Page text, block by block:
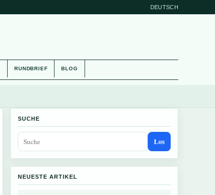
DEUTSCH
RUNDBRIEF BLOG
SUCHE
Los
NEUESTE ARTIKEL